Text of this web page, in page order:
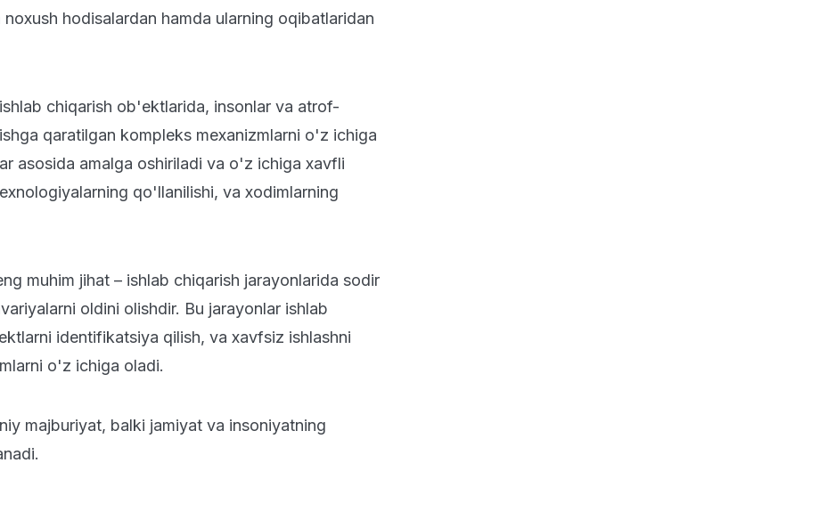
hodisalardan hamda ularning oqibatlaridan
chiqarish ob'ektlarida, insonlar va atrof-
qaratilgan kompleks mexanizmlarni o'z ichiga
asosida amalga oshiriladi va o'z ichiga xavfli
qo'llanilishi, va xodimlarning
muhim jihat – ishlab chiqarish jarayonlarida sodir
oldini olishdir. Bu jarayonlar ishlab
identifikatsiya qilish, va xavfsiz ishlashni
o'z ichiga oladi.
majburiyat, balki jamiyat va insoniyatning